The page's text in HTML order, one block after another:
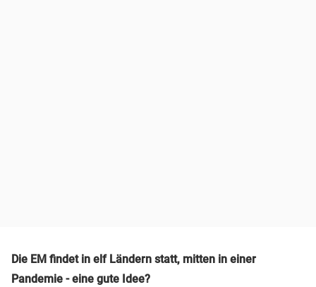
Die EM findet in elf Ländern statt, mitten in einer
Pandemie - eine gute Idee?